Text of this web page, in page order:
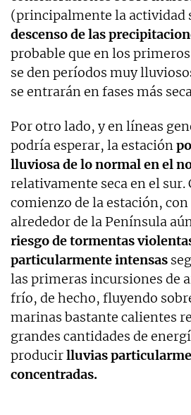
(principalmente la actividad
descenso de las
probable que en los
se den períodos muy
se entrarán en fases más
Por otro lado, y en líneas
podría esperar, la estación
lluviosa de lo normal en el
relativamente seca en el sur.
comienzo de la estación,
alrededor de la Península
riesgo de tormentas
particularmente intensas
las primeras incursiones de
frío, de hecho, fluyendo
marinas bastante calientes
grandes cantidades de
producirlluvias
concentradas.